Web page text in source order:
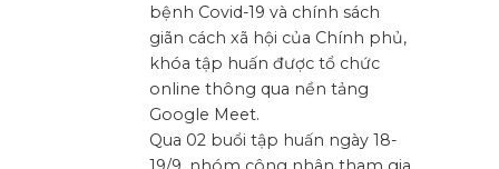
bệnh Covid-19 và chính sách
giãn cách xã hội của Chính phủ,
khóa tập huấn được tổ chức
online thông qua nền tảng
Google Meet.
Qua 02 buổi tập huấn ngày 18-